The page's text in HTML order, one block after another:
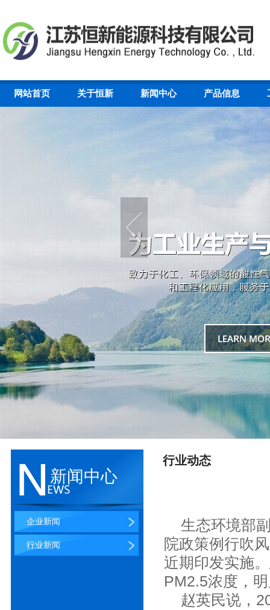
网站首页 关于恒新 新闻中心 产品信息
新闻中心
企业新闻
行业新闻
行业动态
生态环境部副
院政策例行吹
近期印发实施
PM2.5浓度，
赵英民说，